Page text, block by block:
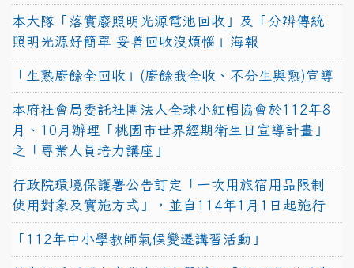
本大隊「落實廢照明光源電池回收」及「分辨傳統
照明光源好簡單 妥善回收沒煩惱」海報
「生熟廚餘全回收」(廚餘我全收、不分生與熟)宣導
本府社會局委託社團法人全球小紅帽協會於112年8
月、10月辦理「桃園市世界經期衛生日宣導計畫」
之「專業人員培力講座」
行政院環境保護署公告訂定「一次用旅宿用品限制
使用對象及實施方式」，並自114年1月1日起施行
「112年中小學教師氣候變遷講習活動」